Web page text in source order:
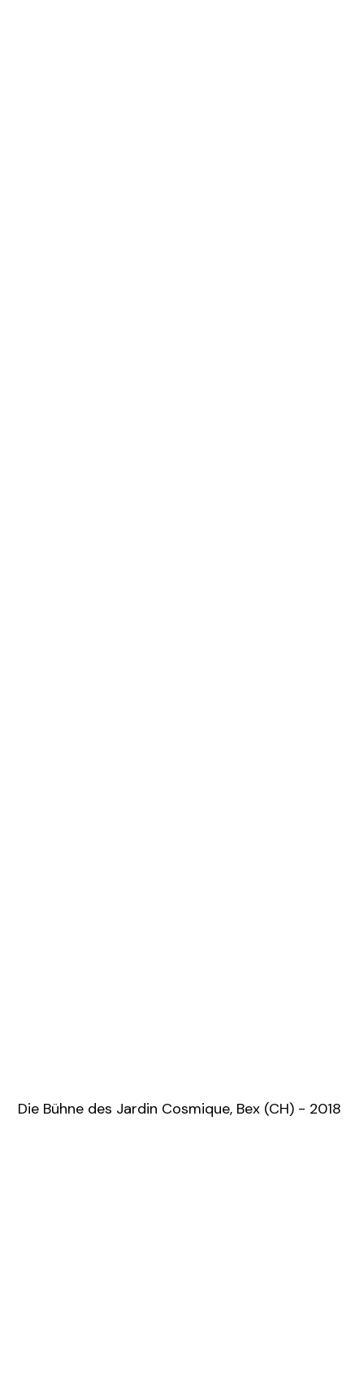
Die Bühne des Jardin Cosmique, Bex (CH) - 2018